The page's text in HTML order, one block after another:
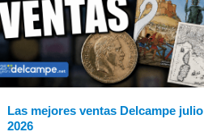
Las mejores ventas Delcampe julio
2026